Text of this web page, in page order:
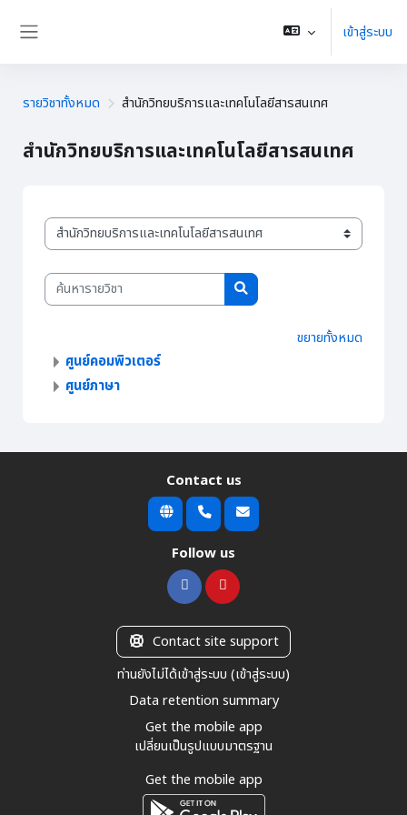
เข้าสู่ระบบ
รายวิชาทั้งหมด สำนักวิทยบริการและเทคโนโลยีสารสนเทศ
สำนักวิทยบริการและเทคโนโลยีสารสนเทศ
ประเภทของรายวิชา
ค้นหารายวิชา
ค้นหารายวิชา
ขยายทั้งหมด
ศูนย์คอมพิวเตอร์
ศูนย์ภาษา
Contact us
Follow us
Contact site support
ท่านยังไม่ได้เข้าสู่ระบบ (เข้าสู่ระบบ)
Data retention summary
Get the mobile app
เปลี่ยนเป็นรูปแบบมาตรฐาน
Get the mobile app